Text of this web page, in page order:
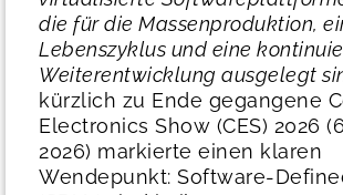
die für die Massenproduktion,
Lebenszyklus und eine
Weiterentwicklung ausgelegt
kürzlich zu Ende gegangene
Electronics Show (CES) 2026
2026) markierte einen klaren
Wendepunkt: Software-